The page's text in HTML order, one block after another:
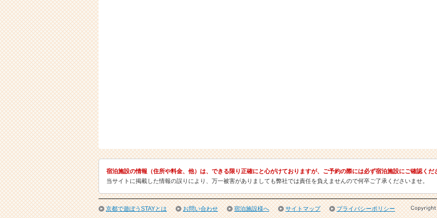
宿泊施設の情報（住所や料金、他）は、できる限り正確にと心がけておりますが、ご予約の際には必ず宿泊施設にご確認くだ
当サイトに掲載した情報の誤りにより、万一被害がありましても弊社では責任を負えませんので何卒ご了承くださいませ。
京都で遊ぼうSTAYとは お問い合わせ 宿泊施設様へ サイトマップ プライバシーポリシー